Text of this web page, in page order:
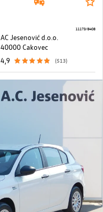
AC Jesenović d.o.o.
40000 Cakovec
4,9
(513)
11173/8408